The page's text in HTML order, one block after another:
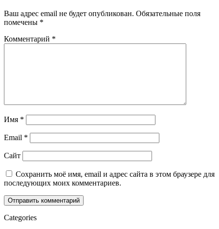
Ваш адрес email не будет опубликован. Обязательные поля
помечены *
Комментарий *
Имя *
Email *
Сайт
Сохранить моё имя, email и адрес сайта в этом браузере для
последующих моих комментариев.
Categories